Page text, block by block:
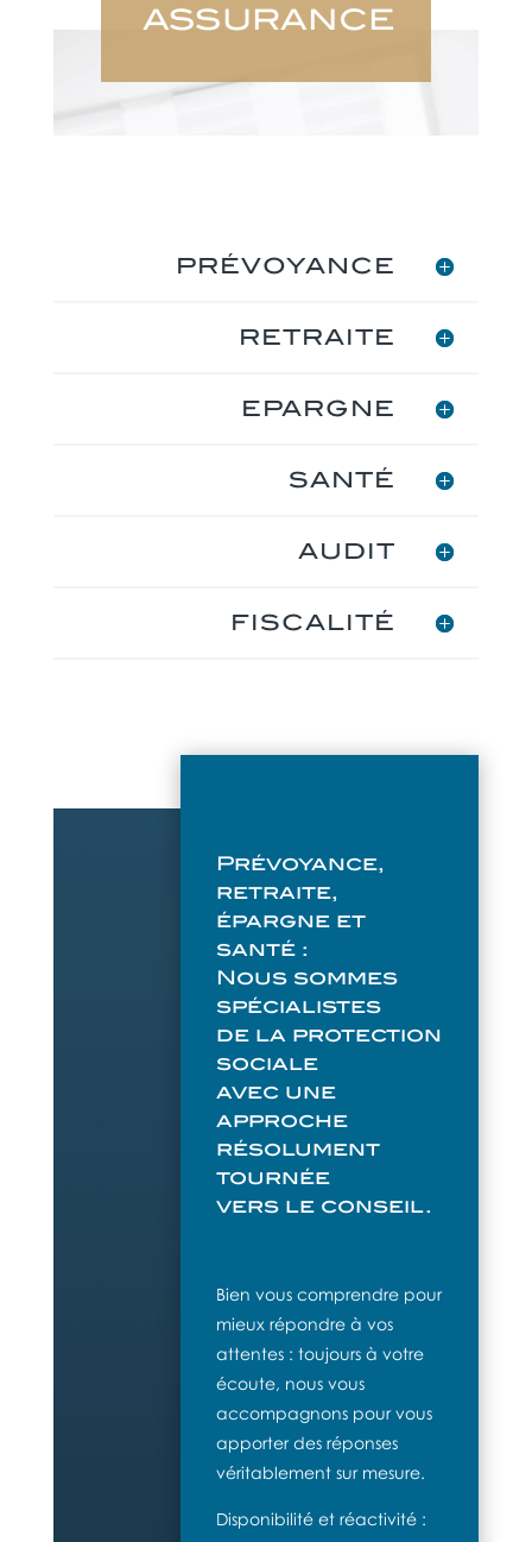
ASSURANCE
PRÉVOYANCE
RETRAITE
EPARGNE
SANTÉ
AUDIT
FISCALITÉ
Prévoyance,
retraite,
épargne et
santé :
Nous sommes
spécialistes
de la protection
sociale
avec une
approche
résolument
tournée
vers le conseil.
Bien vous comprendre pour
mieux répondre à vos
attentes : toujours à votre
écoute, nous vous
accompagnons pour vous
apporter des réponses
véritablement sur mesure.
Disponibilité et réactivité :